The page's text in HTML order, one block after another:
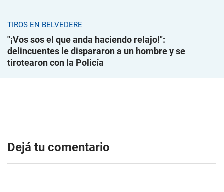
TIROS EN BELVEDERE
"¡Vos sos el que anda haciendo relajo!":
delincuentes le dispararon a un hombre y se
tirotearon con la Policía
Dejá tu comentario